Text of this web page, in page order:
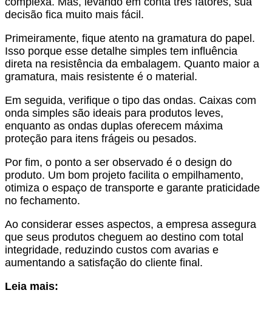
decisão fica muito mais fácil.
Primeiramente, fique atento na gramatura do papel.
Isso porque esse detalhe simples tem influência
direta na resistência da embalagem. Quanto maior a
gramatura, mais resistente é o material.
Em seguida, verifique o tipo das ondas. Caixas com
onda simples são ideais para produtos leves,
enquanto as ondas duplas oferecem máxima
proteção para itens frágeis ou pesados.
Por fim, o ponto a ser observado é o design do
produto. Um bom projeto facilita o empilhamento,
otimiza o espaço de transporte e garante praticidade
no fechamento.
Ao considerar esses aspectos, a empresa assegura
que seus produtos cheguem ao destino com total
integridade, reduzindo custos com avarias e
aumentando a satisfação do cliente final.
Leia mais: